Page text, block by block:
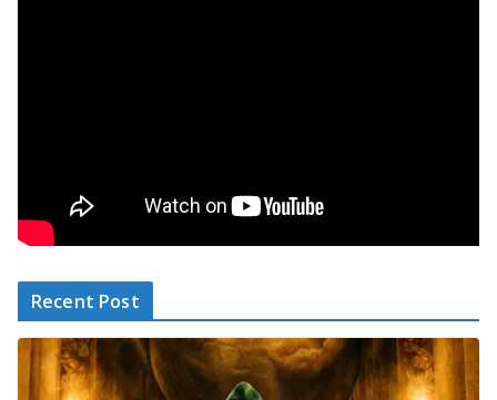
Recent Post